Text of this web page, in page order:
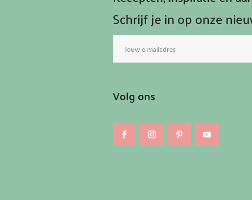
Schrijf je in op onze
E-
mailadres
Volg ons